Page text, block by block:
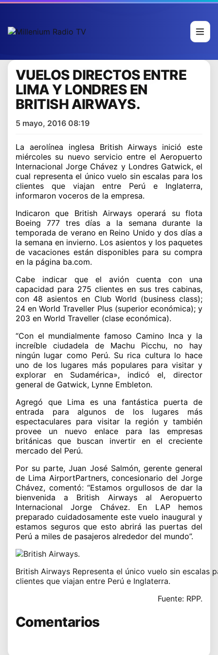
VUELOS DIRECTOS ENTRE
LIMA Y LONDRES EN
BRITISH AIRWAYS.
5 mayo, 2016 08:19
La aerolínea inglesa British Airways inició este
miércoles su nuevo servicio entre el Aeropuerto
Internacional Jorge Chávez y Londres Gatwick, el
cual representa el único vuelo sin escalas para los
clientes que viajan entre Perú e Inglaterra,
informaron voceros de la empresa.
Indicaron que British Airways operará su flota
Boeing 777 tres días a la semana durante la
temporada de verano en Reino Unido y dos días a
la semana en invierno. Los asientos y los paquetes
de vacaciones están disponibles para su compra
en la página ba.com.
Cabe indicar que el avión cuenta con una
capacidad para 275 clientes en sus tres cabinas,
con 48 asientos en Club World (business class);
24 en World Traveller Plus (superior económica); y
203 en World Traveller (clase económica).
“Con el mundialmente famoso Camino Inca y la
increíble ciudadela de Machu Picchu, no hay
ningún lugar como Perú. Su rica cultura lo hace
uno de los lugares más populares para visitar y
explorar en Sudamérica», indicó el, director
general de Gatwick, Lynne Embleton.
Agregó que Lima es una fantástica puerta de
entrada para algunos de los lugares más
espectaculares para visitar la región y también
provee un nuevo enlace para las empresas
británicas que buscan invertir en el creciente
mercado del Perú.
Por su parte, Juan José Salmón, gerente general
de Lima AirportPartners, concesionario del Jorge
Chávez, comentó: “Estamos orgullosos de dar la
bienvenida a British Airways al Aeropuerto
Internacional Jorge Chávez. En LAP hemos
preparado cuidadosamente este vuelo inaugural y
estamos seguros que esto abrirá las puertas del
Perú a miles de pasajeros alrededor del mundo”.
British Airways Representa el único vuelo sin escalas
clientes que viajan entre Perú e Inglaterra.
Fuente: RPP.
Comentarios